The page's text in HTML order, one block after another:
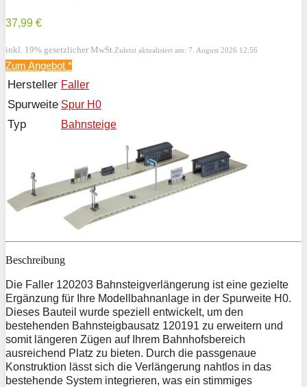
37,99 €
inkl. 19% gesetzlicher MwSt. Zuletzt aktualisiert am: 7. August 2026 12:56
Zum Angebot *
Hersteller Faller
Spurweite Spur H0
Typ Bahnsteige
Beschreibung
Die Faller 120203 Bahnsteigverlängerung ist eine gezielte
Ergänzung für Ihre Modellbahnanlage in der Spurweite H0.
Dieses Bauteil wurde speziell entwickelt, um den
bestehenden Bahnsteigbausatz 120191 zu erweitern und
somit längeren Zügen auf Ihrem Bahnhofsbereich
ausreichend Platz zu bieten. Durch die passgenaue
Konstruktion lässt sich die Verlängerung nahtlos in das
bestehende System integrieren, was ein stimmiges